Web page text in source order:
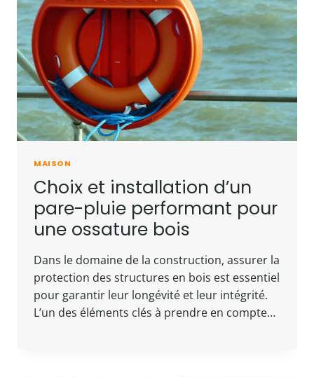
MAISON
Choix et installation d’un
pare-pluie performant pour
une ossature bois
Dans le domaine de la construction, assurer la
protection des structures en bois est essentiel
pour garantir leur longévité et leur intégrité.
L’un des éléments clés à prendre en compte…